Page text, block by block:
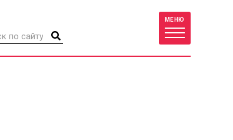
МЕНЮ